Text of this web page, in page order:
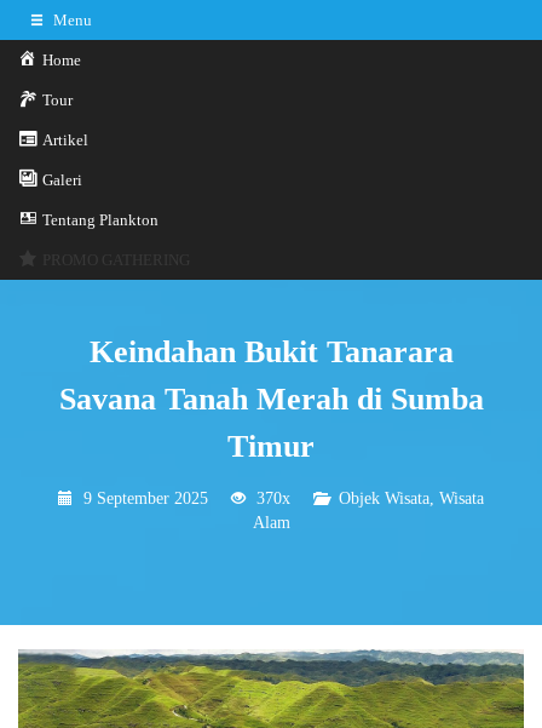
Menu
Home
Tour
Artikel
Galeri
Tentang Plankton
Keindahan Bukit Tanarara
Savana Tanah Merah di Sumba
Timur
9 September 2025 370x Objek Wisata Wisata
Alam